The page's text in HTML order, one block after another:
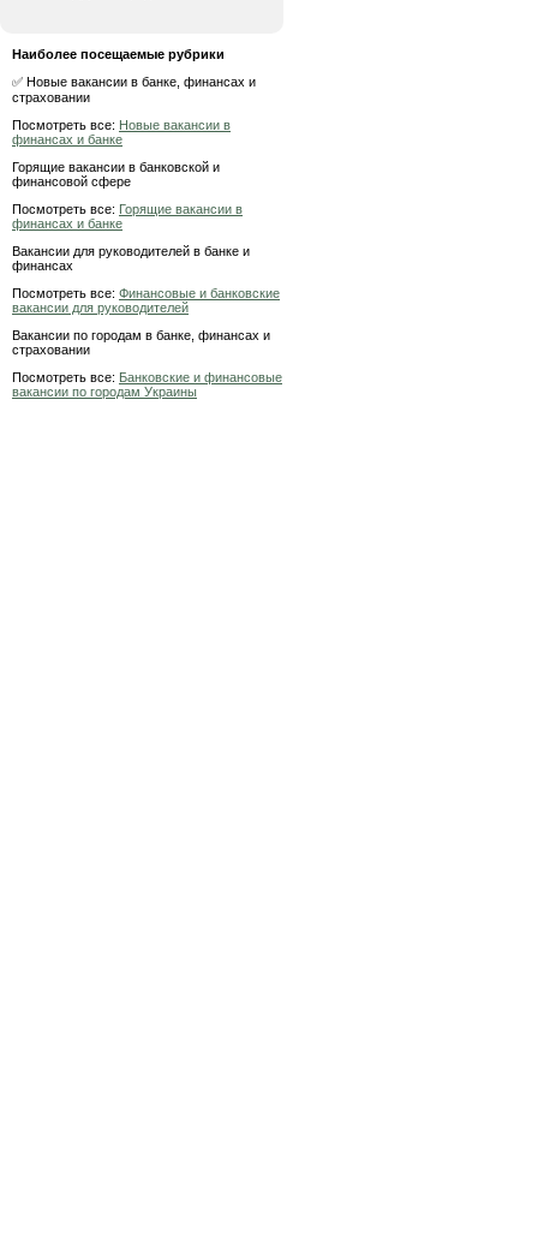
Наиболее посещаемые рубрики
✅ Новые вакансии в банке, финансах и
страховании
Посмотреть все: Новые вакансии в
финансах и банке
Горящие вакансии в банковской и
финансовой сфере
Посмотреть все: Горящие вакансии в
финансах и банке
Вакансии для руководителей в банке и
финансах
Посмотреть все: Финансовые и банковские
вакансии для руководителей
Вакансии по городам в банке, финансах и
страховании
Посмотреть все: Банковские и финансовые
вакансии по городам Украины